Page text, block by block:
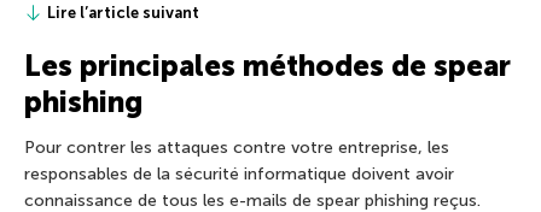
Lire l’article suivant
Les principales méthodes de spear
phishing
Pour contrer les attaques contre votre entreprise, les
responsables de la sécurité informatique doivent avoir
connaissance de tous les e-mails de spear phishing reçus.